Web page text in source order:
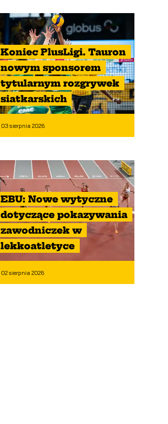
Koniec PlusLigi. Tauron
nowym sponsorem
tytularnym rozgrywek
siatkarskich
03 sierpnia 2026
EBU: Nowe wytyczne
dotyczące pokazywania
zawodniczek w
lekkoatletyce
02 sierpnia 2026